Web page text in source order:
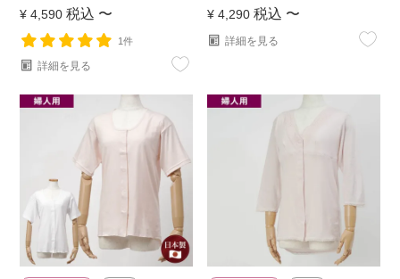
¥ 4,590 税込 〜
1件
詳細を見る
¥ 4,290 税込 〜
詳細を見る